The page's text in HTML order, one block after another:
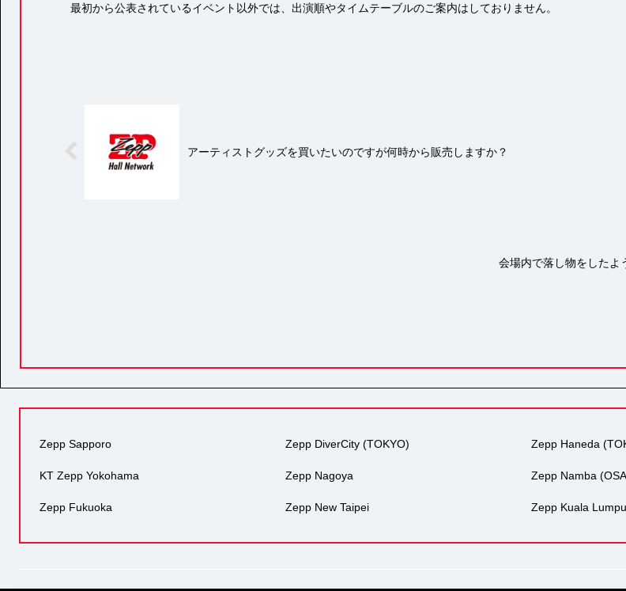
最初から公表されているイベント以外では、出演順やタイムテーブルのご案内はしておりません。
アーティストグッズを買いたいのですが何時から販売しますか？
会場内で落し物をしたよ
Zepp Sapporo Zepp DiverCity (TOKYO) Zepp Haneda
KT Zepp Yokohama Zepp Nagoya Zepp Namba
Zepp Fukuoka Zepp New Taipei Zepp Kuala